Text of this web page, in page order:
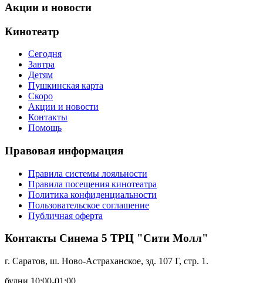
Акции и новости
Кинотеатр
Сегодня
Завтра
Детям
Пушкинская карта
Скоро
Акции и новости
Контакты
Помощь
Правовая информация
Правила системы лояльности
Правила посещения кинотеатра
Политика конфиденциальности
Пользовательское соглашение
Публичная оферта
Контакты Синема 5 ТРЦ "Сити Молл"
г. Саратов, ш. Ново-Астраханское, зд. 107 Г, стр. 1.